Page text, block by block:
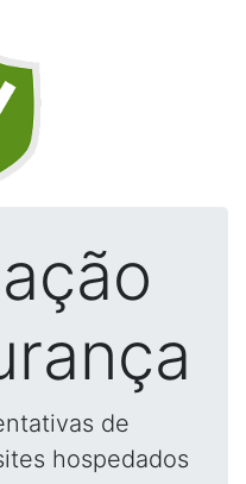
de
hospedados